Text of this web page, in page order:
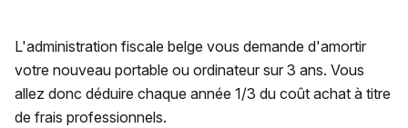
L'administration fiscale belge vous demande d'amortir
votre nouveau portable ou ordinateur sur 3 ans. Vous
allez donc déduire chaque année 1/3 du coût achat à titre
de frais professionnels.